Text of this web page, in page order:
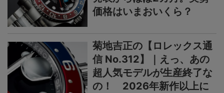
価格はいまおいくら？
菊地吉正の【ロレックス通
信 No.312】｜えっ、あの
超人気モデルが生産終了な
の！ 2026年新作以上に